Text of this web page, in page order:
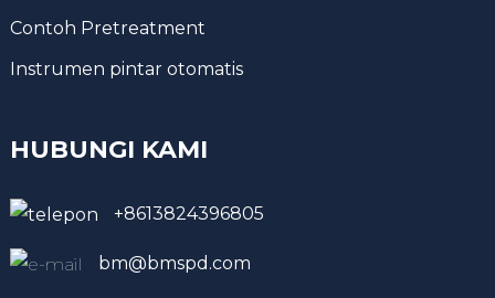
Contoh Pretreatment
Instrumen pintar otomatis
HUBUNGI KAMI
+8613824396805
bm@bmspd.com